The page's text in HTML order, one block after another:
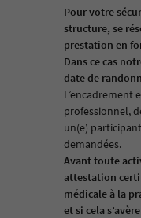
Pour votre
structure, se
prestation en
Dans ce cas
date de
L’encadrement
professionnel,
un(e)
demandées.
Avant toute
attestation
médicale à la
et si cela